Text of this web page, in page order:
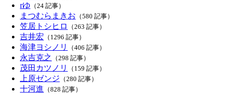
rゆ （24 記事）
まつむらまきお （580 記事）
笠居トシヒロ （263 記事）
吉井宏 （1296 記事）
海津ヨシノリ （406 記事）
永吉克之 （298 記事）
茂田カツノリ （159 記事）
上原ゼンジ （280 記事）
十河進 （828 記事）